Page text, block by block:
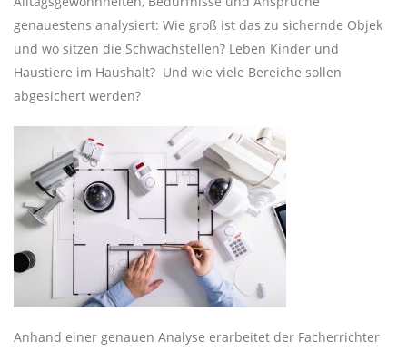
genauestens analysiert: Wie groß ist das zu sichernde Objek
und wo sitzen die Schwachstellen? Leben Kinder und
Haustiere im Haushalt? Und wie viele Bereiche sollen
abgesichert werden?
Anhand einer genauen Analyse erarbeitet der Facherrichter